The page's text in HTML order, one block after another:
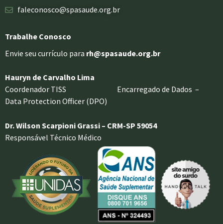
faleconosco@spasaude.org.br
Trabalhe Conosco
Envie seu currículo para rh@spasaude.org.br
Hauryn de Carvalho Lima
Coordenador TISS Encarregado de Dados –
Data Protection Officer (DPO)
Dr. Wilson Scarpioni Grassi – CRM-SP 59054
Responsável Técnico Médico